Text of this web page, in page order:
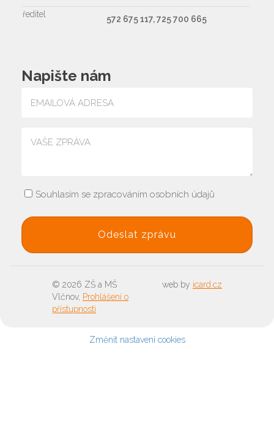
ředitel 572 675 117, 725 700 665
Napište nám
Souhlasím se zpracováním osobních údajů
© 2026 ZŠ a MŠ
Vlčnov, Prohlášení o
přístupnosti
web by icard.cz
Změnit nastavení cookies